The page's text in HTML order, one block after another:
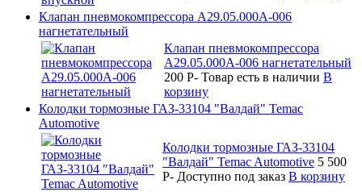
Клапан пневмокомпрессора А29.05.000А-006
нагнетательный
Клапан пневмокомпрессора
А29.05.000А-006 нагнетательный
200 P- Товар есть в наличии В
корзину
Колодки тормозные ГАЗ-33104 "Валдай" Temac
Automotive
Колодки тормозные ГАЗ-33104
"Валдай" Temac Automotive 5 500
P- Доступно под заказ В корзину